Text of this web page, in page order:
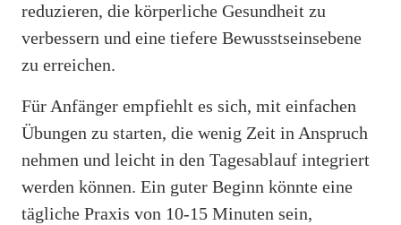
reduzieren, die körperliche Gesundheit zu
verbessern und eine tiefere Bewusstseinsebene
zu erreichen.
Für Anfänger empfiehlt es sich, mit einfachen
Übungen zu starten, die wenig Zeit in Anspruch
nehmen und leicht in den Tagesablauf integriert
werden können. Ein guter Beginn könnte eine
tägliche Praxis von 10-15 Minuten sein,